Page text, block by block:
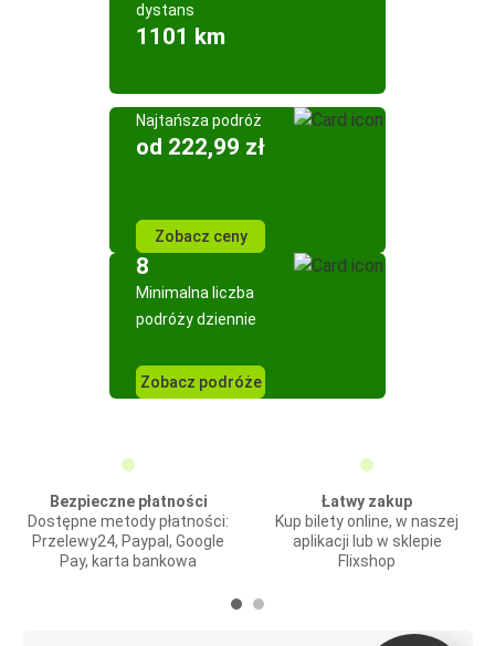
dystans
1101 km
Najtańsza podróż
od 222,99 zł
Zobacz ceny
8
Minimalna liczba
podróży dziennie
Zobacz podróże
Bezpieczne płatności
Dostępne metody płatności:
Przelewy24, Paypal, Google
Pay, karta bankowa
Łatwy zakup
Kup bilety online, w naszej
aplikacji lub w sklepie
Flixshop